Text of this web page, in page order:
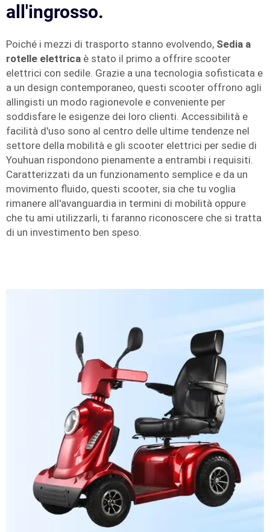
all'ingrosso.
Poiché i mezzi di trasporto stanno evolvendo, Sedia a
rotelle elettrica è stato il primo a offrire scooter
elettrici con sedile. Grazie a una tecnologia sofisticata e
a un design contemporaneo, questi scooter offrono agli
allingisti un modo ragionevole e conveniente per
soddisfare le esigenze dei loro clienti. Accessibilità e
facilità d'uso sono al centro delle ultime tendenze nel
settore della mobilità e gli scooter elettrici per sedie di
Youhuan rispondono pienamente a entrambi i requisiti.
Caratterizzati da un funzionamento semplice e da un
movimento fluido, questi scooter, sia che tu voglia
rimanere all'avanguardia in termini di mobilità oppure
che tu ami utilizzarli, ti faranno riconoscere che si tratta
di un investimento ben speso.